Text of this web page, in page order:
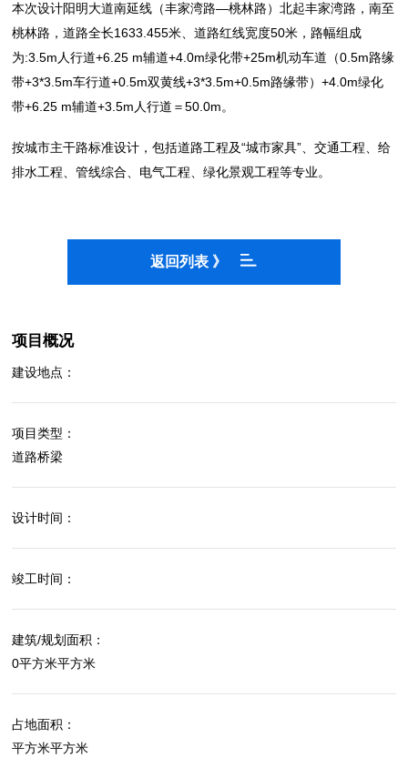
本次设计阳明大道南延线（丰家湾路—桃林路 ）北起丰家湾路，南至
桃林路，道路全长1633.455米、道路红线宽度50米 ，路幅组成
为:3.5m人行道+6.25 m辅道+4.0m绿化带+25m机动车道（0.5m路缘
带+3*3.5m车行道+0.5m双黄线+3*3.5m+0.5m路缘带）+4.0m绿化
带+6.25 m辅道+3.5m人行道＝50.0m。
按城市主干路标准设计，包括道路工程及“城市家具”、交通工程、给
排水工程、管线综合、电气工程、绿化景观工程等专业。
返回列表 》
项目概况
建设地点：
项目类型：
道路桥梁
设计时间：
竣工时间：
建筑/规划面积：
0平方米平方米
占地面积：
平方米平方米